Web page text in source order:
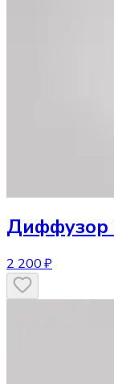
Диффузор
2 200 ₽